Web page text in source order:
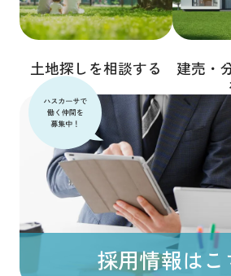
土地探しを相談する
建売・
採用情報はこ